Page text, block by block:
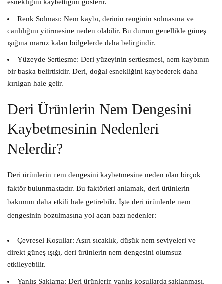
esnekliğini kaybettiğini gösterir.
Renk Solması: Nem kaybı, derinin renginin solmasına ve
canlılığını yitirmesine neden olabilir. Bu durum genellikle güneş
ışığına maruz kalan bölgelerde daha belirgindir.
Yüzeyde Sertleşme: Deri yüzeyinin sertleşmesi, nem kaybının
bir başka belirtisidir. Deri, doğal esnekliğini kaybederek daha
kırılgan hale gelir.
Deri Ürünlerin Nem Dengesini
Kaybetmesinin Nedenleri
Nelerdir?
Deri ürünlerin nem dengesini kaybetmesine neden olan birçok
faktör bulunmaktadır. Bu faktörleri anlamak, deri ürünlerin
bakımını daha etkili hale getirebilir. İşte deri ürünlerde nem
dengesinin bozulmasına yol açan bazı nedenler:
Çevresel Koşullar: Aşırı sıcaklık, düşük nem seviyeleri ve
direkt güneş ışığı, deri ürünlerin nem dengesini olumsuz
etkileyebilir.
Yanlış Saklama: Deri ürünlerin yanlış koşullarda saklanması,